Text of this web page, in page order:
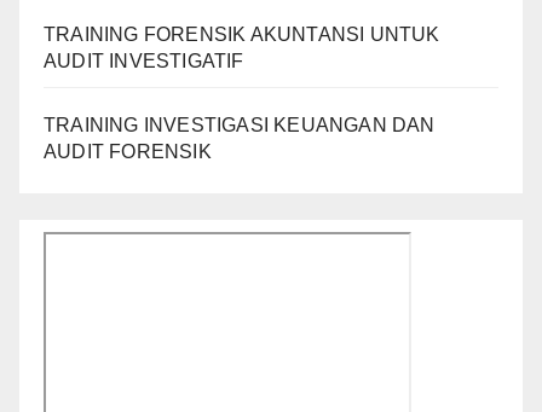
TRAINING FORENSIK AKUNTANSI UNTUK
AUDIT INVESTIGATIF
TRAINING INVESTIGASI KEUANGAN DAN
AUDIT FORENSIK